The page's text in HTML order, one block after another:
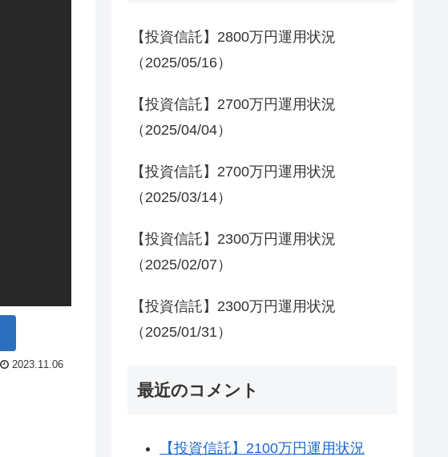
2023.11.06
【投資信託】2800万円運用状況
（2025/05/16）
【投資信託】2700万円運用状況
（2025/04/04）
【投資信託】2700万円運用状況
（2025/03/14）
【投資信託】2300万円運用状況
（2025/02/07）
【投資信託】2300万円運用状況
（2025/01/31）
最近のコメント
【投資信託】2100万円運用状況